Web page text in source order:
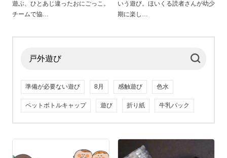
遊ぶ、ひとあじ違ったおにごっこ。
チームで協
いう遊び。ほいくる読者さんが幼少
期に楽し
準備が必要ない遊び 8月 感触遊び 色水
ペットボトルキャップ 遊び 折り紙 牛乳パック